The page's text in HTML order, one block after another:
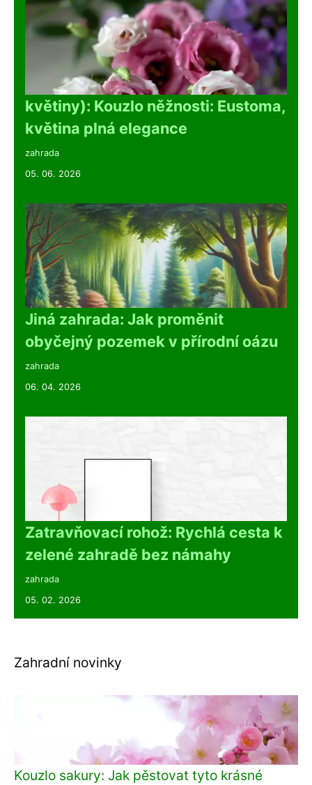
květiny): Kouzlo něžnosti: Eustoma,
květina plná elegance
zahrada
05. 06. 2026
Jiná zahrada: Jak proměnit
obyčejný pozemek v přírodní oázu
zahrada
06. 04. 2026
Zatravňovací rohož: Rychlá cesta k
zelené zahradě bez námahy
zahrada
05. 02. 2026
Zahradní novinky
Kouzlo sakury: Jak pěstovat tyto krásné